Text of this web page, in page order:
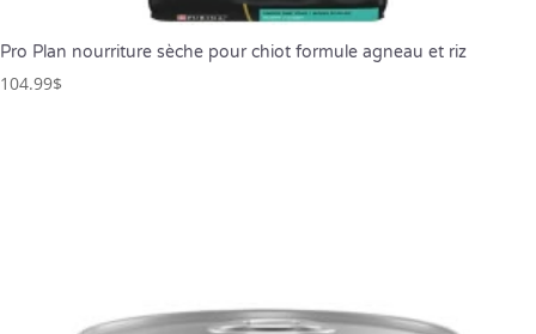
Pro Plan nourriture sèche pour chiot formule agneau et riz
104.99$